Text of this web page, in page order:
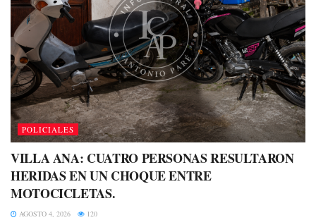
POLICIALES
VILLA ANA: CUATRO PERSONAS RESULTARON
HERIDAS EN UN CHOQUE ENTRE
MOTOCICLETAS.
AGOSTO 4, 2026 120